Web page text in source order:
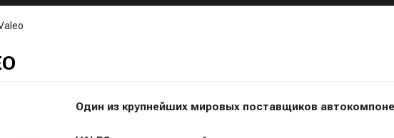
Один из крупнейших мировых поставщиков